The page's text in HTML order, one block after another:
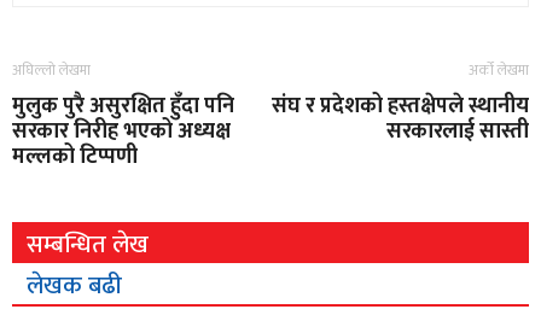
अघिल्लो लेखमा
मुलुक पुरै असुरक्षित हुँदा पनि
सरकार निरीह भएको अध्यक्ष
मल्लको टिप्पणी
अर्को लेखमा
संघ र प्रदेशको हस्तक्षेपले स्थानीय
सरकारलाई सास्ती
सम्बन्धित लेख
लेखक बढी